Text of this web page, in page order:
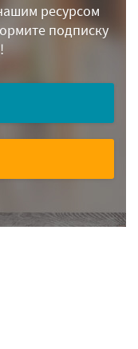
ресурсом
подписку